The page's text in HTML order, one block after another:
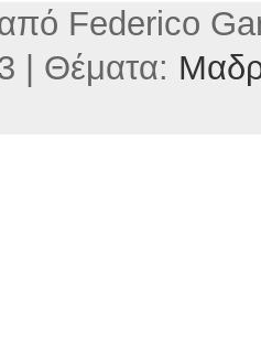
Federico
| Θέματα: